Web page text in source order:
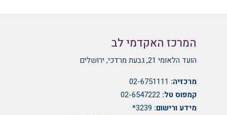
המרכז האקדמי לב
הועד הלאומי 21, גבעת מרדכי, ירושלים
מרכזיה: 02-6751111
קמפוס טל: 02-6547222
מידע ורישום: 3239*